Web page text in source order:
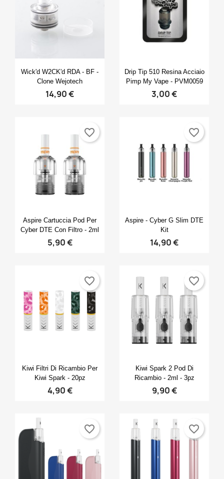
Aggiungi alla lista dei desideri
Create new list
Crea lista dei desideri
((modalTitle))
((cancelText))
Accedi
Accedi
Anteprima
Wick'd W2CK'd RDA - BF -
Clone Wejotech
14,90 €
Anteprima
Drip Tip 510 Resina Acciaio
Pimp My Vape - PVM0059
3,00 €
Anteprima
Aspire Cartuccia Pod Per
Cyber DTE Con Filtro - 2ml
5,90 €
favorite_border
Anteprima
Aspire - Cyber G Slim DTE
Kit
14,90 €
favorite_border
Anteprima
Kiwi Filtri Di Ricambio Per
Kiwi Spark - 20pz
4,90 €
favorite_border
 Anteprima
Kiwi Spark 2 Pod Di
Ricambio - 2ml - 3pz
9,90 €
favorite_border
favorite_border favorite_border